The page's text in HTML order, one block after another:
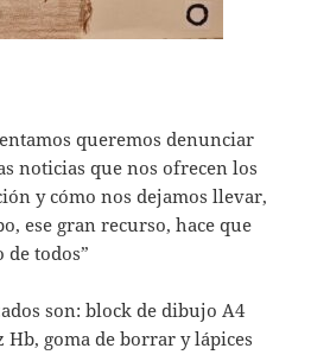
queremos denunciar
noticias que nos ofrecen los
y cómo nos dejamos llevar,
ese gran recurso, hace que
de todos”
son: block de dibujo A4
Hb, goma de borrar y lápices